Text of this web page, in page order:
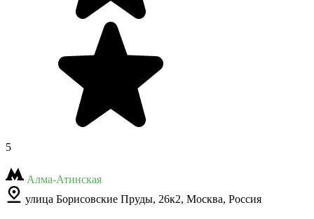
5
Алма-Атинская
улица Борисовские Пруды, 26к2, Москва, Россия